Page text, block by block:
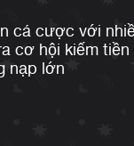
cá cược với
cơ hội kiếm tiền
nạp lớn